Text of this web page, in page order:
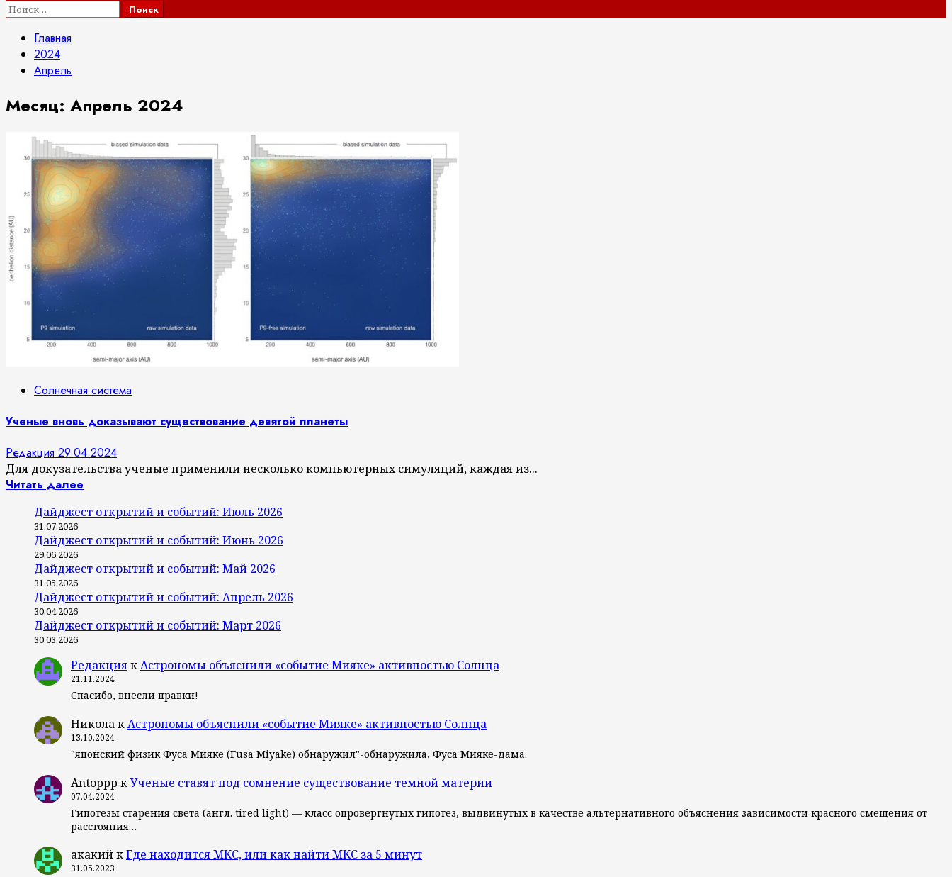
Найти:
Главная
2024
Апрель
Месяц: Апрель 2024
Солнечная система
Ученые вновь доказывают существование девятой планеты
Редакция 29.04.2024
Для докузательства ученые применили несколько компьютерных симуляций, каждая из...
Читать далее
Дайджест открытий и событий: Июль 2026
31.07.2026
Дайджест открытий и событий: Июнь 2026
29.06.2026
Дайджест открытий и событий: Май 2026
31.05.2026
Дайджест открытий и событий: Апрель 2026
30.04.2026
Дайджест открытий и событий: Март 2026
30.03.2026
РедакциякАстрономы объяснили «событие Мияке» активностью Солнца
21.11.2024
Спасибо, внесли правки!
НиколакАстрономы объяснили «событие Мияке» активностью Солнца
13.10.2024
"японский физик Фуса Мияке (Fusa Miyake) обнаружил"-обнаружила, Фуса Мияке-дама.
Antoppp кУченые ставят под сомнение существование темной материи
07.04.2024
Гипотезы старения света (англ. tired light) — класс опровергнутых гипотез, выдвинутых в качестве альтернативного объяснения зависимости красного смещения от
расстояния…
акакийкГде находится МКС, или как найти МКС за 5 минут
31.05.2023